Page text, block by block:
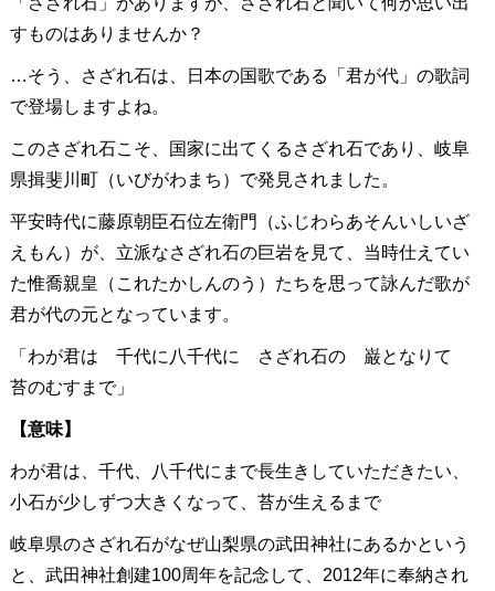
すものはありませんか？
…そう、さざれ石は、日本の国歌である「君が代」の歌詞
で登場しますよね。
このさざれ石こそ、国家に出てくるさざれ石であり、岐阜
県揖斐川町（いびがわまち）で発見されました。
平安時代に藤原朝臣石位左衛門（ふじわらあそんいしいざ
えもん）が、立派なさざれ石の巨岩を見て、当時仕えてい
た惟喬親皇（これたかしんのう）たちを思って詠んだ歌が
君が代の元となっています。
「わが君は 千代に八千代に さざれ石の 巌となりて
苔のむすまで」
【意味】
わが君は、千代、八千代にまで長生きしていただきたい、
小石が少しずつ大きくなって、苔が生えるまで
岐阜県のさざれ石がなぜ山梨県の武田神社にあるかという
と、武田神社創建100周年を記念して、2012年に奉納され